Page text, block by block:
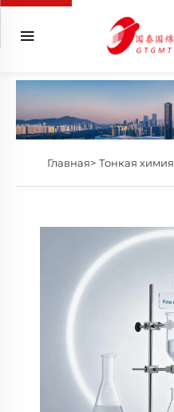
Главная> Тонкая химия